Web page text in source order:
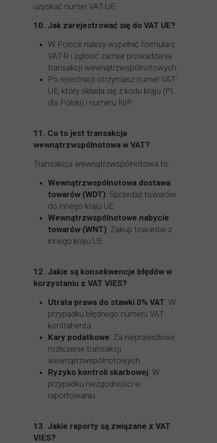
uzyskać numer VAT-UE.
10. Jak zarejestrować się do VAT UE?
W Polsce należy wypełnić formularz
VAT-R i zgłosić zamiar prowadzenia
transakcji wewnątrzwspólnotowych.
Po rejestracji otrzymasz numer VAT-
UE, który składa się z kodu kraju (PL
dla Polski) i numeru NIP.
11. Co to jest transakcja
wewnątrzwspólnotowa w VAT?
Transakcja wewnątrzwspólnotowa to:
Wewnątrzwspólnotowa dostawa
towarów (WDT): Sprzedaż towarów
do innego kraju UE.
Wewnątrzwspólnotowe nabycie
towarów (WNT): Zakup towarów z
innego kraju UE.
12. Jakie są konsekwencje błędów w
korzystaniu z VAT VIES?
Utrata prawa do stawki 0% VAT: W
przypadku błędnego numeru VAT
kontrahenta.
Kary podatkowe: Za nieprawidłowe
rozliczenie transakcji
wewnątrzwspólnotowych.
Ryzyko kontroli skarbowej: W
przypadku niezgodności w
raportowaniu.
13. Jakie raporty są związane z VAT
VIES?